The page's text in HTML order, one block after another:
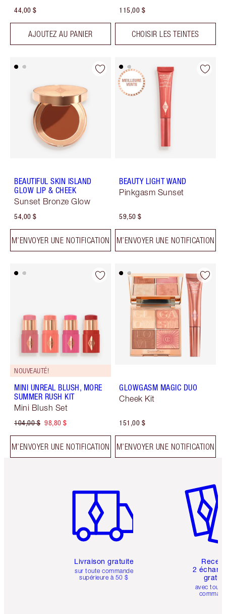
44,00 $
AJOUTEZ AU PANIER
115,00 $
CHOISIR LES TEINTES
BEAUTIFUL SKIN ISLAND
GLOW LIP & CHEEK
Sunset Bronze Glow
54,00 $
M’ENVOYER UNE NOTIFICATION
BEAUTY LIGHT WAND
Pinkgasm Sunset
59,50 $
M’ENVOYER UNE NOTIFICATION
NOUVEAUTÉ!
MINI UNREAL BLUSH, MORE
SUMMER RUSH KIT
Mini Blush Set
104,00 $ 98,80 $
M’ENVOYER UNE NOTIFICATION
GLOWGASM MAGIC DUO
Cheek Kit
151,00 $
M’ENVOYER UNE NOTIFICATION
Livraison gratuite
sur toute commande
supérieure à 50 $
2
avec